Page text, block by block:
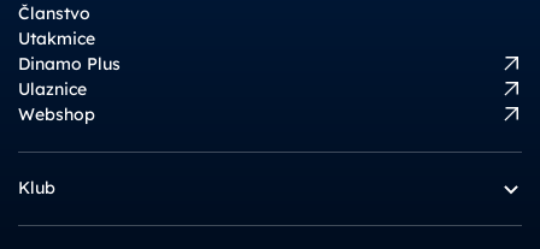
Članstvo
Utakmice
Dinamo Plus
Ulaznice
Webshop
Klub